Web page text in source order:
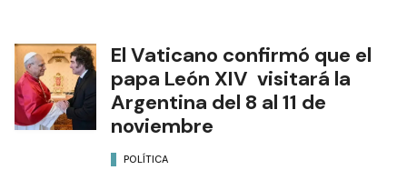
El Vaticano confirmó que el
papa León XIV visitará la
Argentina del 8 al 11 de
noviembre
POLÍTICA